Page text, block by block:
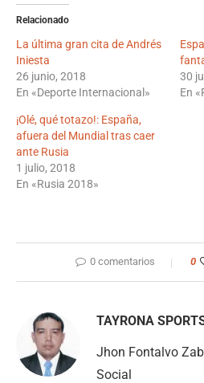
Relacionado
La última gran cita de Andrés
Iniesta
26 junio, 2018
En «Deporte Internacional»
30
En
¡Olé, qué totazo!: España,
afuera del Mundial tras caer
ante Rusia
1 julio, 2018
En «Rusia 2018»
0 comentarios 0
TAYRONA
Jhon Fontalvo
Social